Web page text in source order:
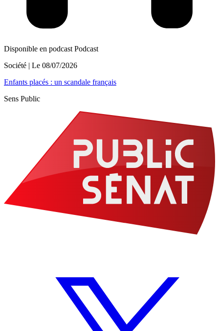
Disponible en podcast Podcast
Société | Le 08/07/2026
Enfants placés : un scandale français
Sens Public